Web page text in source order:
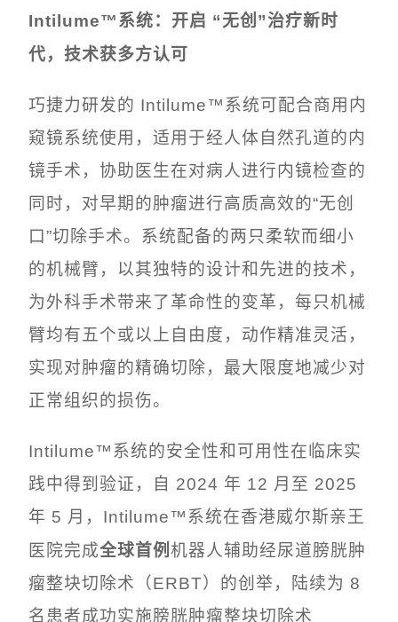
Intilume™系统：开启 “无创”治疗新时
代，技术获多方认可
巧捷力研发的 Intilume™系统可配合商用内
窥镜系统使用，适用于经人体自然孔道的内
镜手术，协助医生在对病人进行内镜检查的
同时，对早期的肿瘤进行高质高效的“无创
口”切除手术。系统配备的两只柔软而细小
的机械臂，以其独特的设计和先进的技术，
为外科手术带来了革命性的变革，每只机械
臂均有五个或以上自由度，动作精准灵活，
实现对肿瘤的精确切除，最大限度地减少对
正常组织的损伤。
Intilume™系统的安全性和可用性在临床实
践中得到验证，自 2024 年 12 月至 2025
年 5 月，Intilume™系统在香港威尔斯亲王
医院完成全球首例机器人辅助经尿道膀胱肿
瘤整块切除术（ERBT）的创举，陆续为 8
名患者成功实施膀胱肿瘤整块切除术